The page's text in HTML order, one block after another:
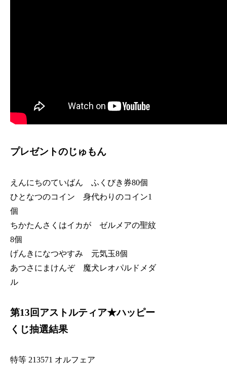
プレゼントのじゅもん
えんにちのていばん ふくびき券80個
ひとなつのコイン 身代わりのコイン1
個
ちかたんさくはイカが ゼルメアの聖紋
8個
げんきになつやすみ 元気玉8個
あつさにまけんぞ 魔犬レオパルドメダ
ル
第13回アストルティア★ハッピー
くじ抽選結果
特等 213571 オルフェア